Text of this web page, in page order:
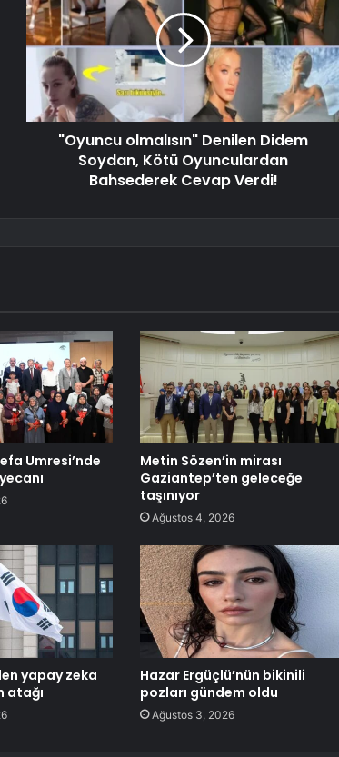
"Oyuncu olmalısın" Denilen Didem
Soydan, Kötü Oyunculardan
Bahsederek Cevap Verdi!
Umresi’nde
Metin Sözen’in mirası
Gaziantep’ten geleceğe
taşınıyor
Ağustos 4, 2026
yapay zeka
atağı
Hazar Ergüçlü’nün bikinili
pozları gündem oldu
Ağustos 3, 2026